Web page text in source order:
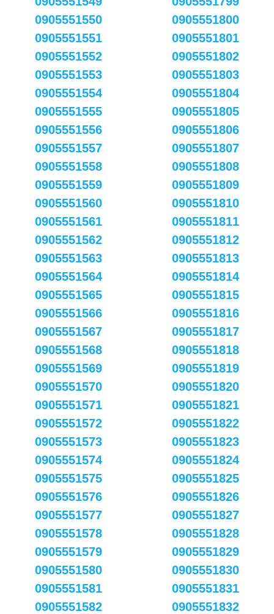
0905551550
0905551551
0905551552
0905551553
0905551554
0905551555
0905551556
0905551557
0905551558
0905551559
0905551560
0905551561
0905551562
0905551563
0905551564
0905551565
0905551566
0905551567
0905551568
0905551569
0905551570
0905551571
0905551572
0905551573
0905551574
0905551575
0905551576
0905551577
0905551578
0905551579
0905551580
0905551581
0905551582
0905551800
0905551801
0905551802
0905551803
0905551804
0905551805
0905551806
0905551807
0905551808
0905551809
0905551810
0905551811
0905551812
0905551813
0905551814
0905551815
0905551816
0905551817
0905551818
0905551819
0905551820
0905551821
0905551822
0905551823
0905551824
0905551825
0905551826
0905551827
0905551828
0905551829
0905551830
0905551831
0905551832